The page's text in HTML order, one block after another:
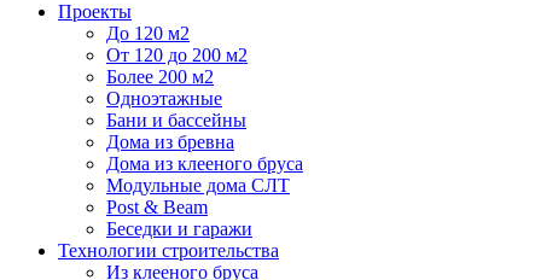
Проекты
До 120 м2
От 120 до 200 м2
Более 200 м2
Одноэтажные
Бани и бассейны
Дома из бревна
Дома из клееного бруса
Модульные дома СЛТ
Post & Beam
Беседки и гаражи
Технологии строительства
Из клееного бруса